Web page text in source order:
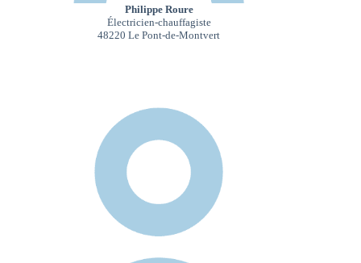
Philippe Roure
Électricien-chauffagiste
48220 Le Pont-de-Montvert